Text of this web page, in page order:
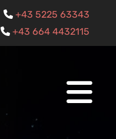
 +43 5225 63343
 +43 664 4432115